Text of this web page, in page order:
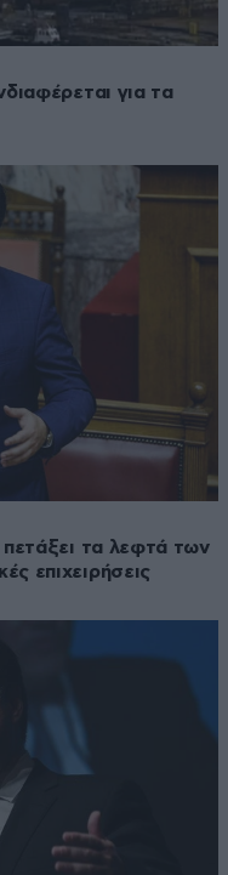
για τα
τα λεφτά των
επιχειρήσεις